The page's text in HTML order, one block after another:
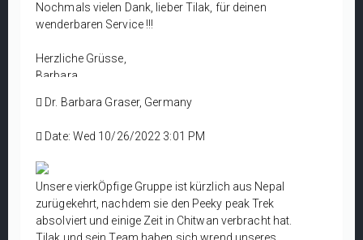
kommen und mag keine Bergrtouren. Aber im Jahr
in Verbindung setzen, da ich möchte, dass Sie die
Werden Sie persönlcih auf der ITB in Berlin anwesend
Mit freundlichen Grüßen
Dr. Ulrich Schwarz
Nochmals vielen Dank, lieber Tilak, für deinen
wenderbaren Service !!!
Herzliche Grüsse,
Barbara
Schonungen, Germany
Dr. Barbara Graser, Germany
Date: Wed 10/26/2022 3:01 PM
Unsere vierkÖpfige Gruppe ist kürzlich aus Nepal
zurügekehrt, nachdem sie den Peeky peak Trek
absolviert und einige Zeit in Chitwan verbracht hat.